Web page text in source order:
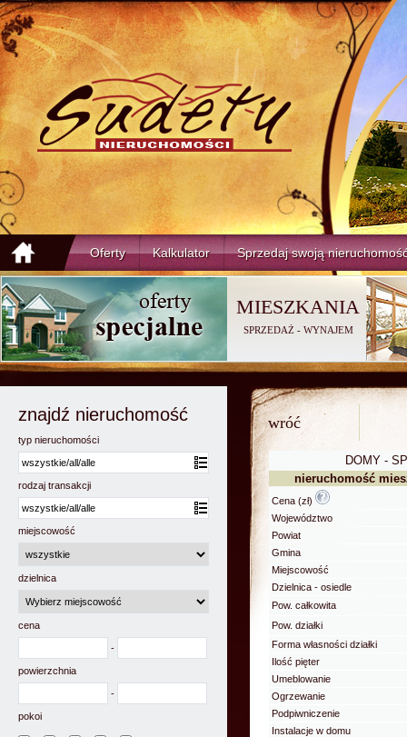
Oferty Kalkulator Sprzedaj swoją
MIESZKANIA
SPRZEDAŻ - WYNAJEM
znajdź nieruchomość
typ nieruchomości
rodzaj transakcji
miejscowość
dzielnica
cena
-
powierzchnia
-
pokoi
wróć
DOMY -
nieruchomość
Cena (zł)
Województwo
Powiat
Gmina
Miejscowość
Dzielnica - osiedle
Pow. całkowita
Pow. działki
Forma własności działki
Ilość pięter
Umeblowanie
Ogrzewanie
Podpiwniczenie
Instalacje w domu